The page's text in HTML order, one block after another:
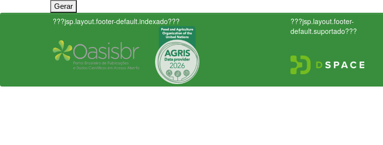
???jsp.layout.footer-default.indexado???
???jsp.layout.footer-
default.suportado???